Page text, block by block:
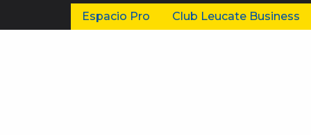
Espacio Pro Club Leucate Business